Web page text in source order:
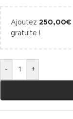
Ajoutez 250,00€
gratuite !
- +